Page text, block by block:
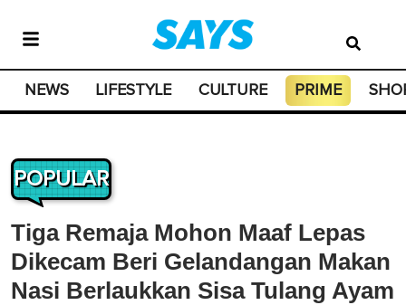
NEWS LIFESTYLE CULTURE PRIME
POPULAR
Tiga Remaja Mohon Maaf Lepas
Dikecam Beri Gelandangan Makan
Nasi Berlaukkan Sisa Tulang Ayam